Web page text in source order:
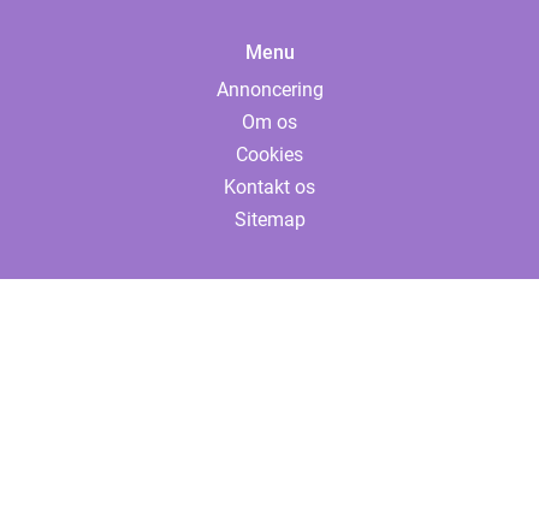
Menu
Annoncering
Om os
Cookies
Kontakt os
Sitemap